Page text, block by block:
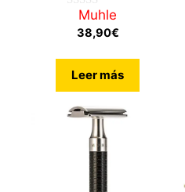
Muhle
38,90€
Leer más